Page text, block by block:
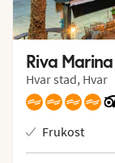
Riva
Hvar stad, Hvar
Frukost